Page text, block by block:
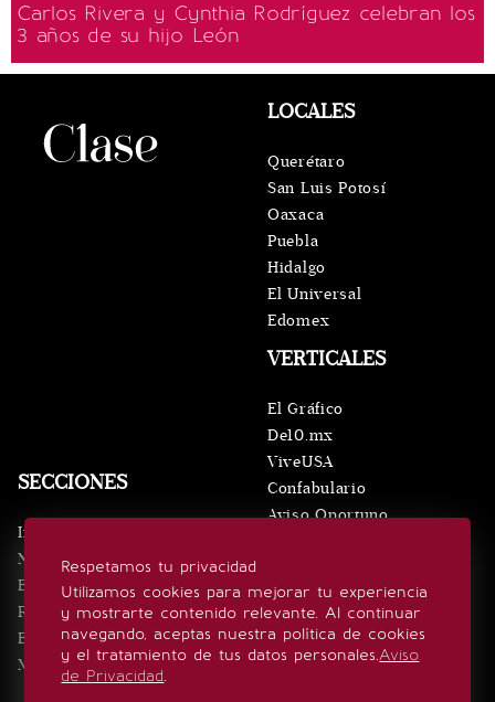
Carlos Rivera y Cynthia Rodríguez celebran los
3 años de su hijo León
Respetamos tu privacidad
Utilizamos cookies para mejorar tu experiencia
y mostrarte contenido relevante. Al continuar
navegando, aceptas nuestra política de cookies
y el tratamiento de tus datos personales.Aviso
de Privacidad.
SECCIONES
Inicio
Noticias
Eventos
Realeza
Estilo de vida
Minuto x Minuto
VERTICALES
El Gráfico
De10.mx
ViveUSA
Confabulario
Aviso Oportuno
LOCALES
Querétaro
San Luis Potosí
Oaxaca
Puebla
Hidalgo
El Universal
Edomex
SÍGUENOS